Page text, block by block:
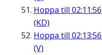
Hoppa till 02:11:56
(KD)
Hoppa till 02:13:56
(V)